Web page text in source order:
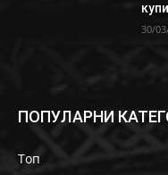
30/
ПОПУЛАРНИ
Топ